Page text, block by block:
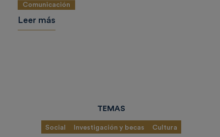
Comunicación
Leer más
TEMAS
Social Investigación y becas Cultura